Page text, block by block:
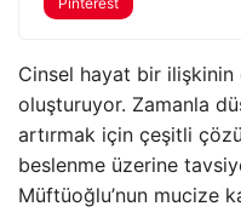
Cinsel hayat bir ilişkinin
oluşturuyor. Zamanla
artırmak için çeşitli
beslenme üzerine
Müftüoğlu’nun mucize